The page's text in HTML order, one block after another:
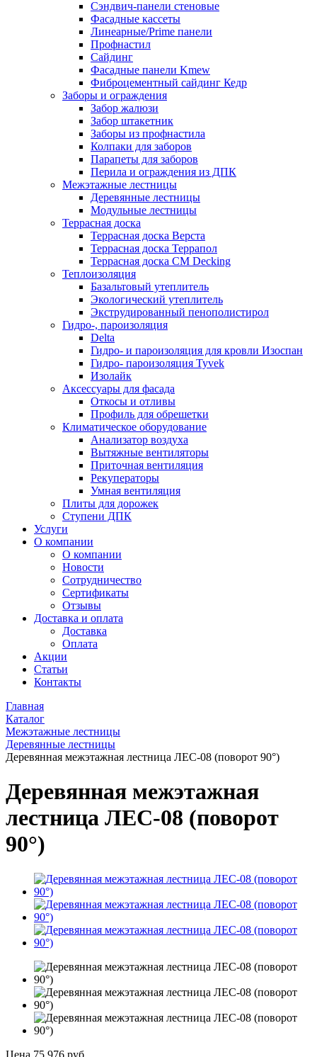
Сэндвич-панели стеновые
Фасадные кассеты
Линеарные/Prime панели
Профнастил
Сайдинг
Фасадные панели Kmew
Фиброцементный сайдинг Кедр
Заборы и ограждения
Забор жалюзи
Забор штакетник
Заборы из профнастила
Колпаки для заборов
Парапеты для заборов
Перила и ограждения из ДПК
Межэтажные лестницы
Деревянные лестницы
Модульные лестницы
Террасная доска
Террасная доска Верста
Террасная доска Террапол
Террасная доска CM Decking
Теплоизоляция
Базальтовый утеплитель
Экологический утеплитель
Экструдированный пенополистирол
Гидро-, пароизоляция
Delta
Гидро- и пароизоляция для кровли Изоспан
Гидро- пароизоляция Tyvek
Изолайк
Аксессуары для фасада
Откосы и отливы
Профиль для обрешетки
Климатическое оборудование
Анализатор воздуха
Вытяжные вентиляторы
Приточная вентиляция
Рекуператоры
Умная вентиляция
Плиты для дорожек
Ступени ДПК
Услуги
О компании
О компании
Новости
Сотрудничество
Сертификаты
Отзывы
Доставка и оплата
Доставка
Оплата
Акции
Статьи
Контакты
Главная
Каталог
Межэтажные лестницы
Деревянные лестницы
Деревянная межэтажная лестница ЛЕС-08 (поворот 90°)
Деревянная межэтажная
лестница ЛЕС-08 (поворот
90°)
Цена 75 976 руб